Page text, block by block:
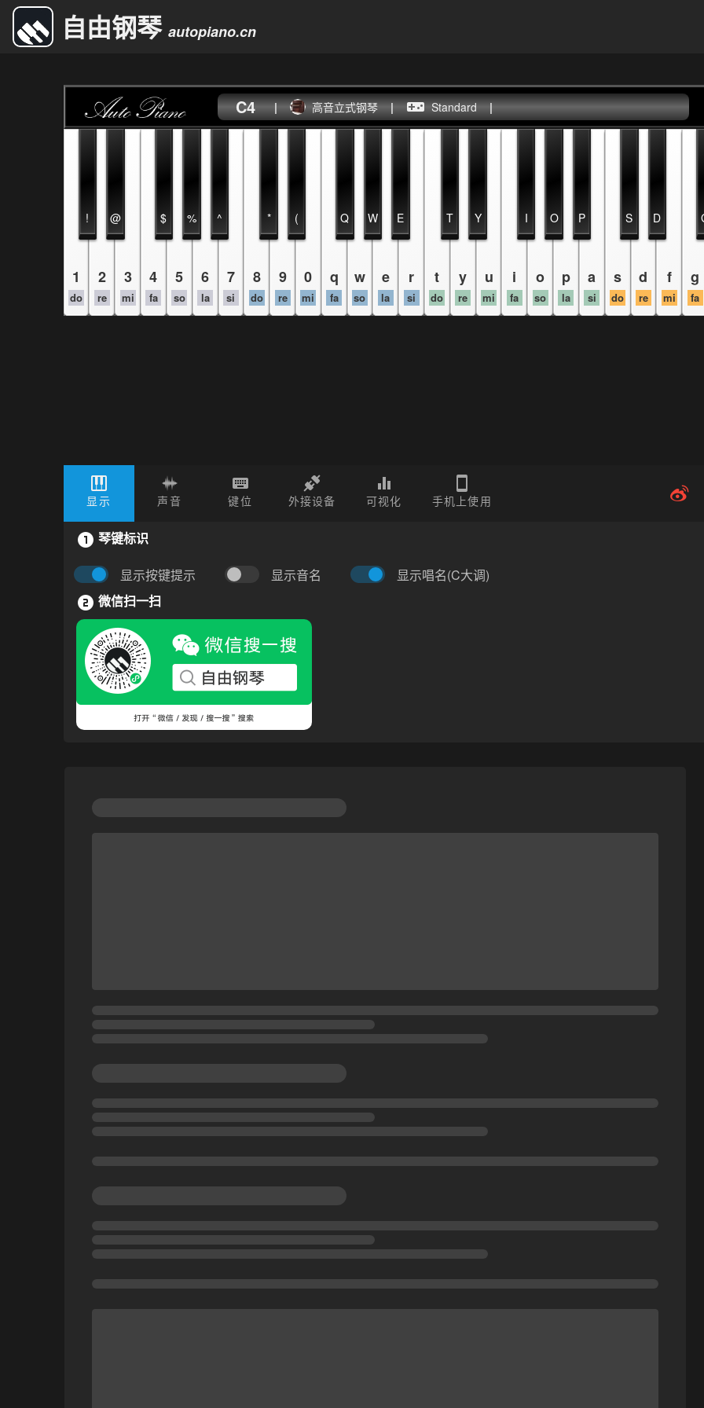
自由钢琴 autopiano.cn
C4 | 高音立式钢琴 | Standard |
1
do
2
re
3
mi
4
fa
5
so
6
la
7
si
8
do
9
re
0
mi
q
fa
w
so
e
la
r
si
t
do
y
re
u
mi
i
fa
o
so
p
la
a
si
s
do
d
re
f
mi
g
fa
! @ $ % ^ * ( Q W E T Y I O P S D
显示 声音 键位 外接设备 可视化 手机上使用
琴键标识
显示按键提示 显示音名 显示唱名(C大调)
微信扫一扫